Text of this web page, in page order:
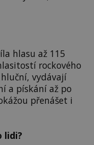
hlasu až 115
rockového
vydávají
a pískání až po
přenášet i
lidi?